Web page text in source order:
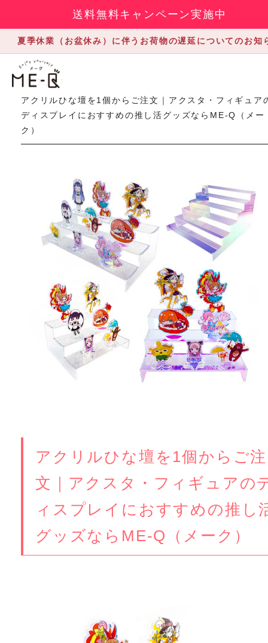
送料無料キャンペーン実施中
夏季休業（お盆休み）に伴うお荷物の遅延についてのお知
2023.3.17
アクリルひな壇を1個からご注文｜アクスタ・フィギュア
ディスプレイにおすすめの推し活グッズならME-Q（メー
ク）
アクリルひな壇を1個からご注
文｜アクスタ・フィギュアの
ィスプレイにおすすめの推し
グッズならME-Q（メーク）